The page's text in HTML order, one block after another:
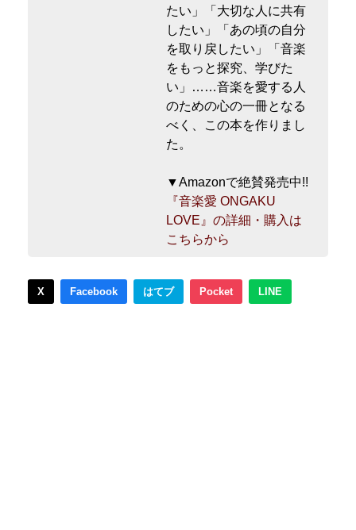
たい」「大切な人に共有
したい」「あの頃の自分
を取り戻したい」「音楽
をもっと探究、学びた
い」……音楽を愛する人
のための心の一冊となる
べく、この本を作りまし
た。
▼Amazonで絶賛発売中!!
『音楽愛 ONGAKU
LOVE』の詳細・購入は
こちらから
X Facebook はてブ Pocket LINE